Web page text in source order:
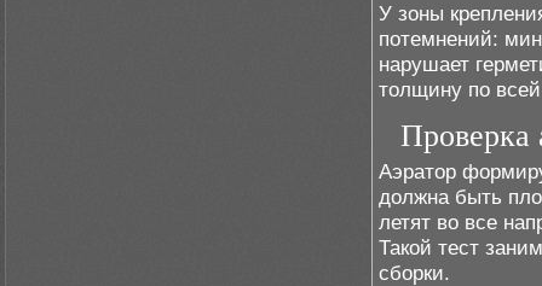
У зоны
потемнений:
нарушает
толщину по
Проверка
Аэратор
должна быть
летят во все
Такой тест
сборки.